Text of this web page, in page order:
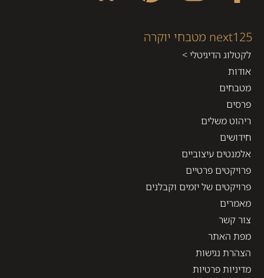
next125 מטבחי יוקרה
לקטלוג הדיגיטלי >
אודות
מטבחים
פרסים
ריהוט משלים
חידושים
אלמנטים עיצוביים
פרויקטים פרטיים
פרויקטים של יזמים וקבלנים
מאמרים
צור קשר
מפת האתר
הצהרת נגישות
מדיניות פרטיות